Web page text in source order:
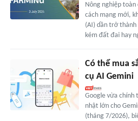
Nông nghiệp
cách mạng mới,
(AI) dần trở
kém đất đai hay
Có thể mua
cụ AI Gemini
Google vừa chính
nhật lớn cho
(tháng 7/2026),